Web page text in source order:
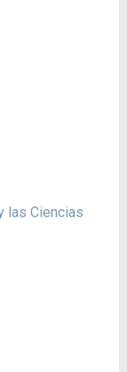
las Ciencias